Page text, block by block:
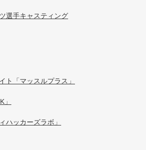
選手キャスティング
ト「マッスルプラス」
ハッカーズラボ」